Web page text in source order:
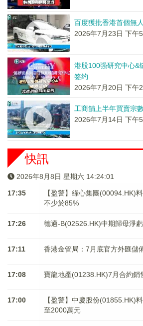
百度獲批香港首個無
2026年7月23日 下午
港股100强研究中心&
签约
2026年7月20日 下午
工商舖上半年買賣宗
2026年7月14日 下午
快訊
2026年8月8日 星期六 14:24:01
17:35
【盈警】綠心集團(00094.HK)
不少於85%
17:26 德適-B(02526.HK)中期歸母淨
17:11 香港金管局：7月底官方外匯儲
17:08 寶龍地產(01238.HK)7月合約銷
17:00
【盈警】中慶股份(01855.HK)
至2000萬元